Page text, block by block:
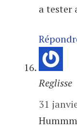
a tester
Reglisse
31